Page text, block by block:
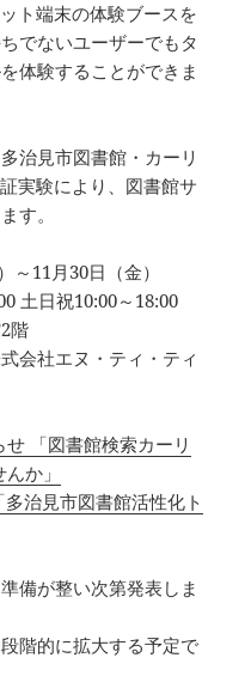
ト端末の体験ブースを
でないユーザーでもタ
体験することができま
治見市図書館・カーリ
実験により、図書館サ
す。
11月30日（金）
祝10:00～18:00
階
会社エヌ・ティ・ティ
「図書館検索カーリ
か」
治見市図書館活性化ト
備が整い次第発表しま
階的に拡大する予定で